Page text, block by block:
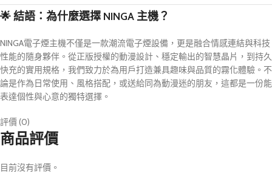
🌟 結語：為什麼選擇 NINGA 主機？
NINGA電子煙主機不僅是一款潮流電子煙設備，更是融合情感連結與科技
性能的隨身夥伴。從正版授權的動漫設計、穩定輸出的智慧晶片，到持久
快充的實用規格，我們致力於為用戶打造兼具趣味與品質的霧化體驗。不
論是作為日常使用、風格搭配，或送給同為動漫迷的朋友，這都是一份能
表達個性與心意的獨特選擇。
評價 (0)
商品評價
目前沒有評價。